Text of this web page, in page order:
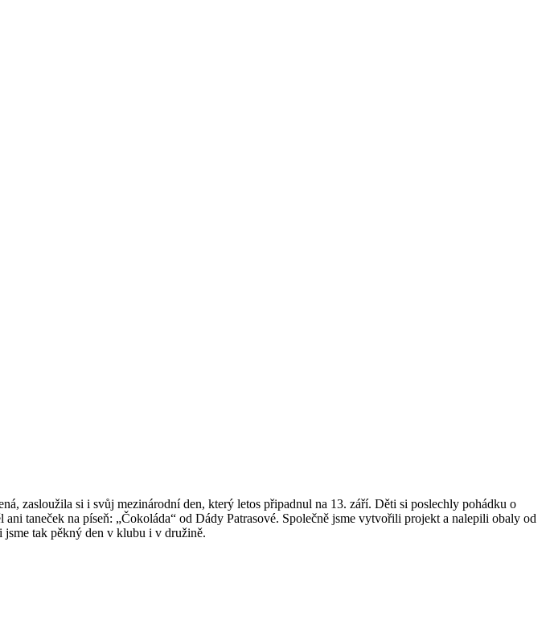
zasloužila si i svůj mezinárodní den, který letos připadnul na 13. září. Děti si poslechly pohádku o
taneček na píseň: „Čokoláda“ od Dády Patrasové. Společně jsme vytvořili projekt a nalepili obaly od
tak pěkný den v klubu i v družině.